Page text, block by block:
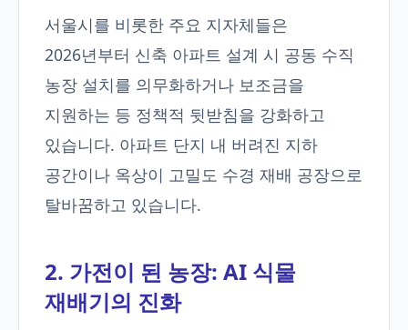
서울시를 비롯한 주요 지자체들은
2026년부터 신축 아파트 설계 시 공동 수직
농장 설치를 의무화하거나 보조금을
지원하는 등 정책적 뒷받침을 강화하고
있습니다. 아파트 단지 내 버려진 지하
공간이나 옥상이 고밀도 수경 재배 공장으로
탈바꿈하고 있습니다.
2. 가전이 된 농장: AI 식물
재배기의 진화